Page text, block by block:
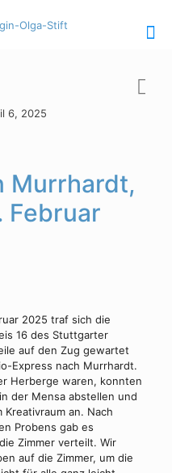
+ S
+ K
6, 2025
Murrhardt,
Februar
2025 traf sich die
16 des Stuttgarter
auf den Zug gewartet
Express nach Murrhardt.
Herberge waren, konnten
der Mensa abstellen und
an. Nach
Probens gab es
Zimmer verteilt. Wir
auf die Zimmer, um die